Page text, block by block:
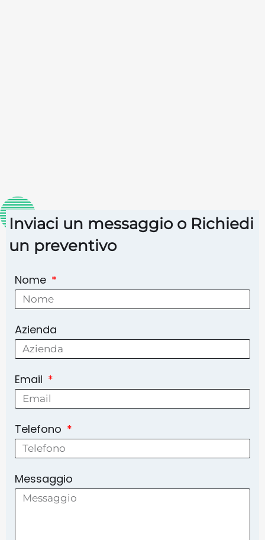
Inviaci un messaggio o Richiedi
un preventivo
Nome
Azienda
Email
Telefono
Messaggio